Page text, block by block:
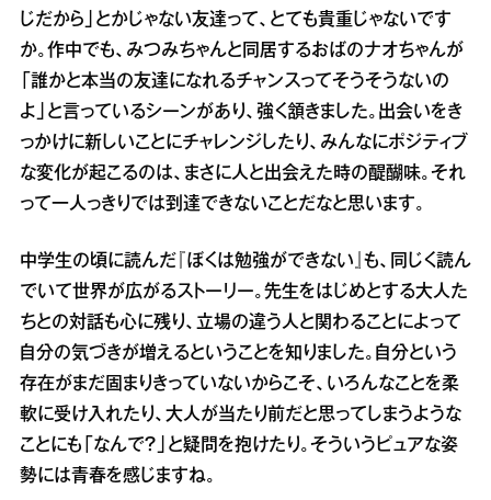
じだから」とかじゃない友達って、とても貴重じゃないです
か。作中でも、みつみちゃんと同居するおばのナオちゃんが
「誰かと本当の友達になれるチャンスってそうそうないの
よ」と言っているシーンがあり、強く頷きました。出会いをき
っかけに新しいことにチャレンジしたり、みんなにポジティブ
な変化が起こるのは、まさに人と出会えた時の醍醐味。それ
って一人っきりでは到達できないことだなと思います。
中学生の頃に読んだ『ぼくは勉強ができない』も、同じく読ん
でいて世界が広がるストーリー。先生をはじめとする大人た
ちとの対話も心に残り、立場の違う人と関わることによって
自分の気づきが増えるということを知りました。自分という
存在がまだ固まりきっていないからこそ、いろんなことを柔
軟に受け入れたり、大人が当たり前だと思ってしまうような
ことにも「なんで？」と疑問を抱けたり。そういうピュアな姿
勢には青春を感じますね。